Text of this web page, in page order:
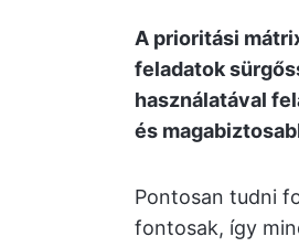
A prioritási
feladatok
használatával
és
Pontosan tudni
fontosak, így